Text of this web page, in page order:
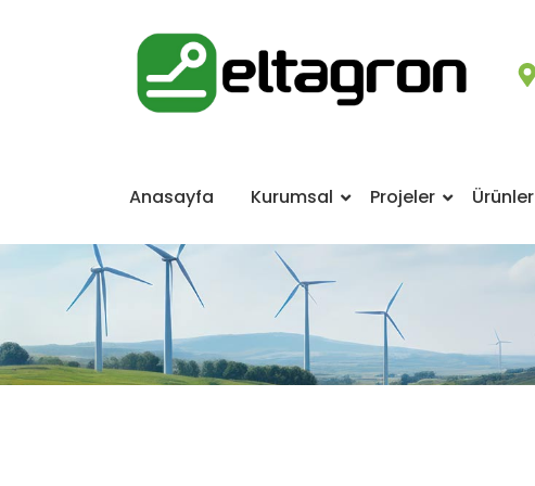
Anasayfa Kurumsal Projeler Ürünler